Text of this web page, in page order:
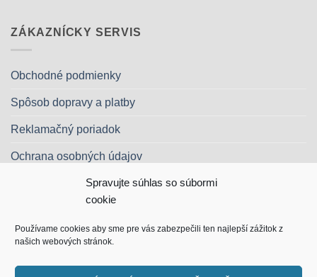
Spravujte súhlas so súbormi
cookie
Používame cookies aby sme pre vás zabezpečili ten najlepší zážitok z
našich webových stránok.
ZÁKAZNÍCKY SERVIS
Obchodné podmienky
Spôsob dopravy a platby
Reklamačný poriadok
Ochrana osobných údajov